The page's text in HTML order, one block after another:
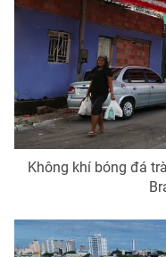
Không khí bóng đá